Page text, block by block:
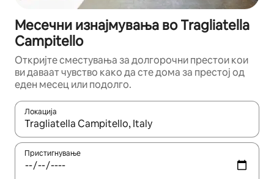
Месечни изнајмувања во Tragliatella
Campitello
Откријте сместувања за долгорочни престои кои
ви даваат чувство како да сте дома за престој од
еден месец или подолго.
Локација
Кога резултатите се достапни, движете се со копчињата
Пристигнување